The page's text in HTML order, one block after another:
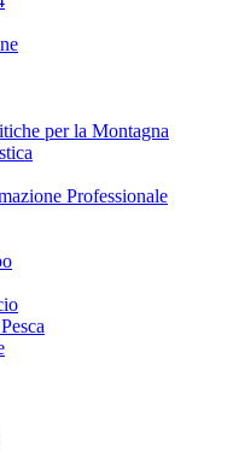
per la Montagna
Professionale